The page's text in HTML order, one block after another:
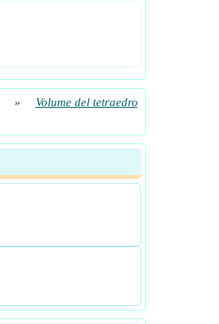
»
Volume del tetraedro